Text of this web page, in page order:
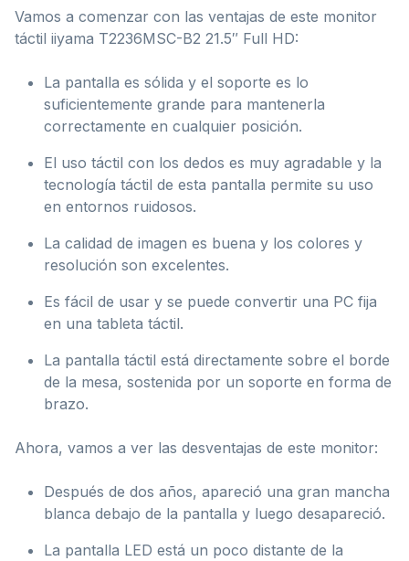
Vamos a comenzar con las ventajas de este monitor
táctil iiyama T2236MSC-B2 21.5″ Full HD:
La pantalla es sólida y el soporte es lo
suficientemente grande para mantenerla
correctamente en cualquier posición.
El uso táctil con los dedos es muy agradable y la
tecnología táctil de esta pantalla permite su uso
en entornos ruidosos.
La calidad de imagen es buena y los colores y
resolución son excelentes.
Es fácil de usar y se puede convertir una PC fija
en una tableta táctil.
La pantalla táctil está directamente sobre el borde
de la mesa, sostenida por un soporte en forma de
brazo.
Ahora, vamos a ver las desventajas de este monitor:
Después de dos años, apareció una gran mancha
blanca debajo de la pantalla y luego desapareció.
La pantalla LED está un poco distante de la